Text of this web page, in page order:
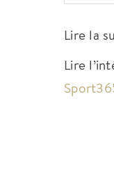
Lire la
Lire